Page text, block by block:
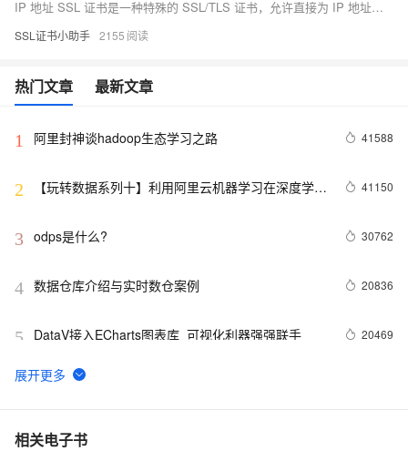
IP 地址 SSL 证书是一种特殊的 SSL/TLS 证书，允许直接为 IP 地址配置 HTTPS 加密，适用于内部服务、私有网络和无域名的设备管理。与基于域名的证书不同，申请过程较为复杂，需选择支持 IP 的证书颁发机构（CA），并完成额外的身份验证步骤。浏览器对 IP 地址的支持有限，可能会显示警告。通过正确配置服务器（如 Nginx 或 Apache），可以确保通信安全。
SSL证书小助手 2155
热门文章 最新文章
1 阿里封神谈hadoop生态学习之路 41588
2
【玩转数据系列十】利用阿里云机器学习在深度学习
41150
3 odps是什么? 30762
4 数据仓库介绍与实时数仓案例 20836
5 DataV接入ECharts图表库  可视化利器强强联手 20469
6 分布式快照算法: Chandy-Lamport
7 MaxCompute执行作业慢的原因排查
相关电子书